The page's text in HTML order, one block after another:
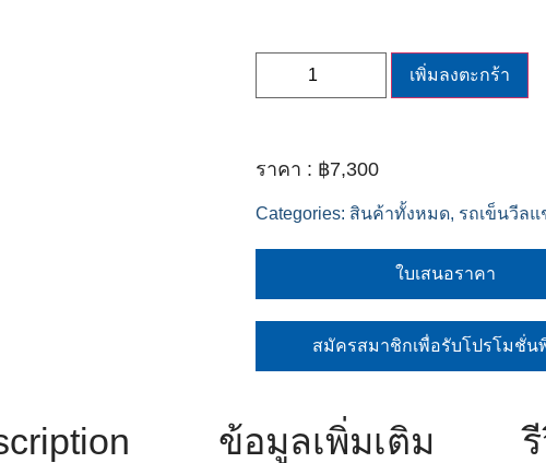
เพิ่มลงตะกร้า
฿7,300
Categories: สินค้าทั้งหมด, รถเข็นวีล
ใบเสนอราคา
สมัครสมาชิกเพื่อรับโปรโมชั่น
ข้อมูลเพิ่มเติม